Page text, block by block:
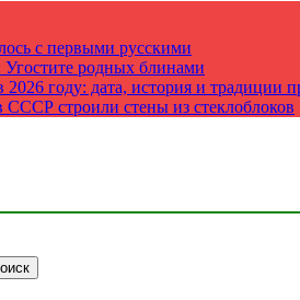
с первыми русскими
родных блинами
году: дата, история и традиции
СССР строили стены из стеклоблоков